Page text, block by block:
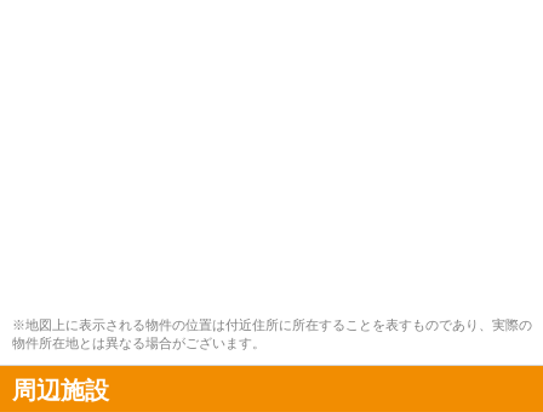
※地図上に表示される物件の位置は付近住所に所在することを表すものであり、実際の
物件所在地とは異なる場合がございます。
周辺施設